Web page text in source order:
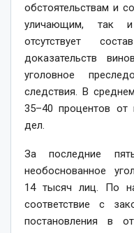
обстоятельствам и
уличающим, так
отсутствует
доказательств
уголовное
следствия. В
35–40 процентов от
дел.
За последние
необоснованное
14 тысяч лиц. По
соответствие с
постановления в